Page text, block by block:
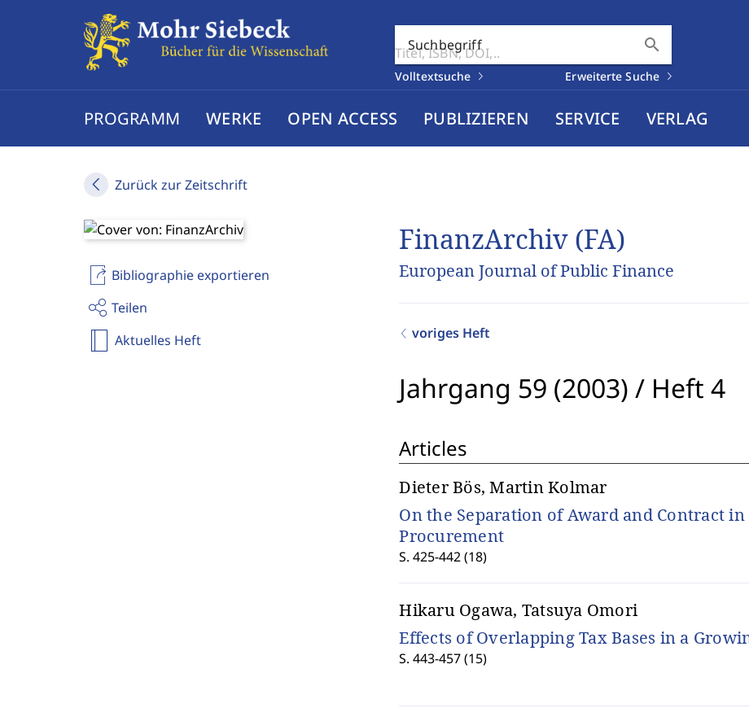
Suchbegriff search
Volltextsuche Erweiterte Suche
PROGRAMM WERKE OPEN ACCESS PUBLIZIEREN SERVICE VERLAG
Zurück zur Zeitschrift
Bibliographie exportieren
Teilen
Aktuelles Heft
FinanzArchiv (FA)
European Journal of Public Finance
voriges Heft
Jahrgang 59 (2003) / Heft 4
Articles
Dieter Bös, Martin Kolmar
On the Separation of Award and Contract in
Procurement
S. 425-442 (18)
Hikaru Ogawa, Tatsuya Omori
Effects of Overlapping Tax Bases in a
S. 443-457 (15)